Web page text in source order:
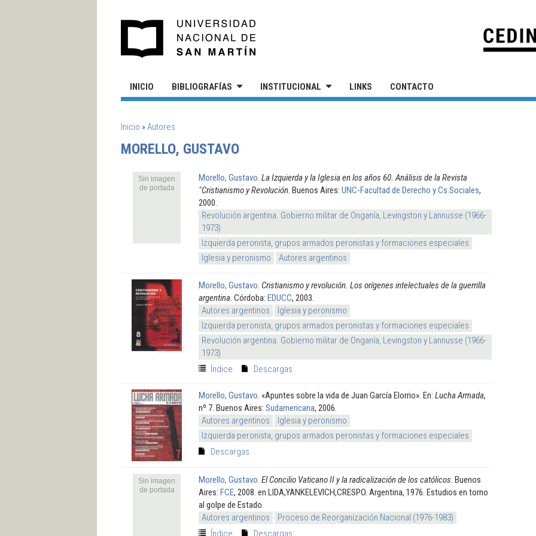
INICIO BIBLIOGRAFÍAS INSTITUCIONAL LINKS CONTACTO
SE ENCUENTRA USTED AQUÍ
Inicio »Autores
MORELLO, GUSTAVO
Sin imagen
de portada
Morello, Gustavo La Izquierda y la Iglesia en los años 60. Análisis de la Revista
"Cristianismo y Revolución . Buenos Aires: UNC-Facultad de Derecho y Cs.Sociales,
2000.
Revolución argentina. Gobierno militar de Onganía, Levingston y Lannusse (1966-
1973)
Izquierda peronista, grupos armados peronistas y formaciones especiales
Iglesia y peronismo
Autores argentinos
Morello, Gustavo Cristianismo y revolución. Los orígenes intelectuales de la guerrilla
argentina . Córdoba: EDUCC, 2003.
Autores argentinos
Iglesia y peronismo
Izquierda peronista, grupos armados peronistas y formaciones especiales
Revolución argentina. Gobierno militar de Onganía, Levingston y Lannusse (1966-
1973)
Índice
Descargas
Morello, Gustavo «Apuntes sobre la vida de Juan García Elorrio». En: Lucha Armada,
nº 7. Buenos Aires: Sudamericana, 2006.
Autores argentinos
Iglesia y peronismo
Izquierda peronista, grupos armados peronistas y formaciones especiales
Descargas
Sin imagen
de portada
Morello, Gustavo El Concilio Vaticano II y la radicalización de los católicos . Buenos
Aires: FCE, 2008. en LIDA,YANKELEVICH,CRESPO. Argentina, 1976. Estudios en torno
al golpe de Estado.
Autores argentinos
Proceso de Reorganización Nacional (1976-1983)
Índice
Descargas